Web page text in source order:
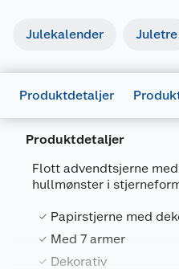
Julekalender Juletre
Produktdetaljer
Produktdetaljer
Flott advendtsjerne
hullmønster i
Papirstjerne med
Med 7 armer
Dekorativ
Generelt
Artikkelnummer
Leverandørens
artikkelnummer
Størrelse
Farge